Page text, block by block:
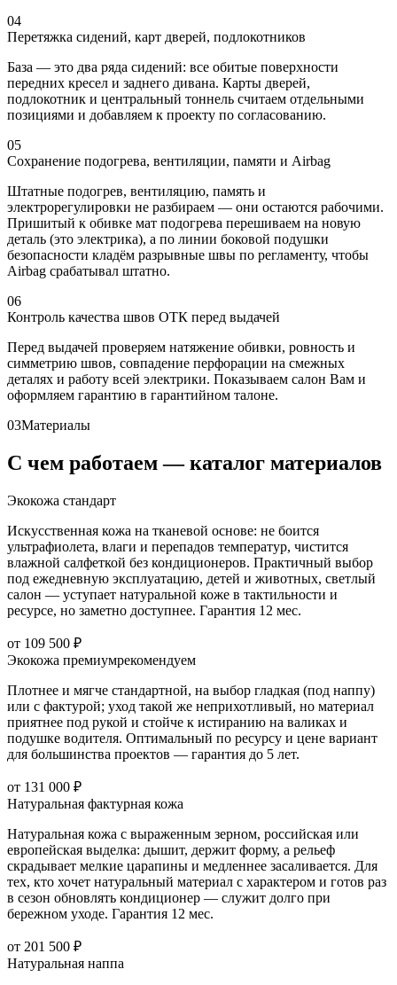
04
Перетяжка сидений, карт дверей, подлокотников
База — это два ряда сидений: все обитые поверхности
передних кресел и заднего дивана. Карты дверей,
подлокотник и центральный тоннель считаем отдельными
позициями и добавляем к проекту по согласованию.
05
Сохранение подогрева, вентиляции, памяти и Airbag
Штатные подогрев, вентиляцию, память и
электрорегулировки не разбираем — они остаются рабочими.
Пришитый к обивке мат подогрева перешиваем на новую
деталь (это электрика), а по линии боковой подушки
безопасности кладём разрывные швы по регламенту, чтобы
Airbag срабатывал штатно.
06
Контроль качества швов ОТК перед выдачей
Перед выдачей проверяем натяжение обивки, ровность и
симметрию швов, совпадение перфорации на смежных
деталях и работу всей электрики. Показываем салон Вам и
оформляем гарантию в гарантийном талоне.
03Материалы
С чем работаем — каталог материалов
Экокожа стандарт
Искусственная кожа на тканевой основе: не боится
ультрафиолета, влаги и перепадов температур, чистится
влажной салфеткой без кондиционеров. Практичный выбор
под ежедневную эксплуатацию, детей и животных, светлый
салон — уступает натуральной коже в тактильности и
ресурсе, но заметно доступнее. Гарантия 12 мес.
от 109 500 ₽
Экокожа премиумрекомендуем
Плотнее и мягче стандартной, на выбор гладкая (под наппу)
или с фактурой; уход такой же неприхотливый, но материал
приятнее под рукой и стойче к истиранию на валиках и
подушке водителя. Оптимальный по ресурсу и цене вариант
для большинства проектов — гарантия до 5 лет.
от 131 000 ₽
Натуральная фактурная кожа
Натуральная кожа с выраженным зерном, российская или
европейская выделка: дышит, держит форму, а рельеф
скрадывает мелкие царапины и медленнее засаливается. Для
тех, кто хочет натуральный материал с характером и готов раз
в сезон обновлять кондиционер — служит долго при
бережном уходе. Гарантия 12 мес.
от 201 500 ₽
Натуральная наппа